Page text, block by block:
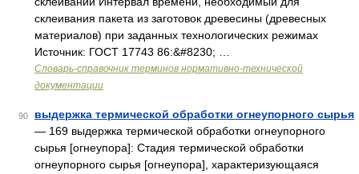
склеивания пакета из заготовок древесины (древесных
материалов) при заданных технологических режимах
Источник: ГОСТ 17743 86:&#8230; …
Словарь-справочник терминов нормативно-технической
документации
90
выдержка термической обработки огнеупорного сырья
— 169 выдержка термической обработки огнеупорного
сырья [огнеупора]: Стадия термической обработки
огнеупорного сырья [огнеупора], характеризующаяся